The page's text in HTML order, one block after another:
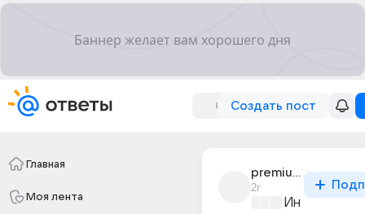
Создать пост
Главная
Моя лента
premium_quality_2
2г